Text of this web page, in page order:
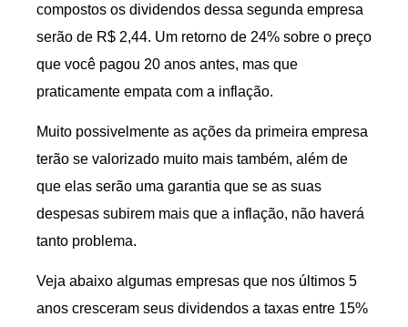
compostos os dividendos dessa segunda empresa
serão de R$ 2,44. Um retorno de 24% sobre o preço
que você pagou 20 anos antes, mas que
praticamente empata com a inflação.
Muito possivelmente as ações da primeira empresa
terão se valorizado muito mais também, além de
que elas serão uma garantia que se as suas
despesas subirem mais que a inflação, não haverá
tanto problema.
Veja abaixo algumas empresas que nos últimos 5
anos cresceram seus dividendos a taxas entre 15%